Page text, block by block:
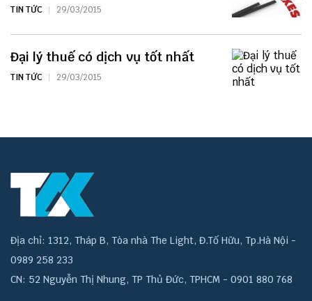
TIN TỨC 29/03/2015
Đại lý thuế có dịch vụ tốt nhất
TIN TỨC 29/03/2015
Địa chỉ: 1312, Tháp B, Tòa nhà The Light, Đ.Tố Hữu, Tp.Hà Nội -
0989 258 233
CN: 52 Nguyễn Thị Nhung, TP Thủ Đức, TPHCM - 0901 880 768